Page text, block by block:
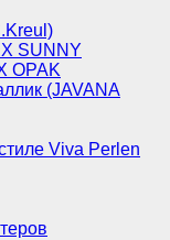
SUNNY
OPAK
(JAVANA
Viva Perlen